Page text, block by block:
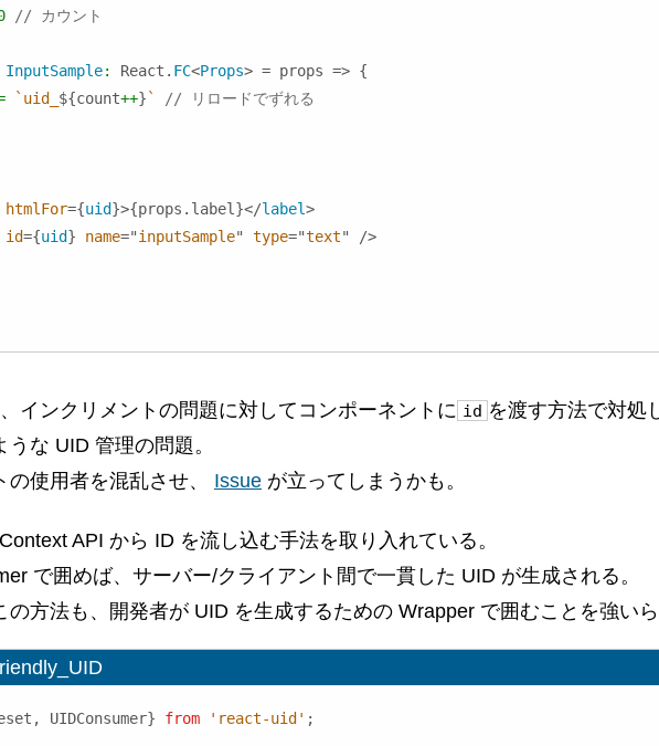
// カウント
InputSample: React . FC<Props> = props => {
` uid_ ${count++} ` // リロードでずれる
htmlFor={uid}>{props . label}</label>
id={uid} name="inputSample" type="text"
/>
インクリメントの問題に対してコンポーネントに id を渡す方法で対処
な UID 管理の問題。
の使用者を混乱させ、 Issue が立ってしまうかも。
API から ID を流し込む手法を取り入れている。
で囲めば、サーバー/クライアント間で一貫した UID が生成される。
の方法も、開発者が UID を生成するための Wrapper で囲むことを強い
, UIDConsumer} from 'react-uid' ;